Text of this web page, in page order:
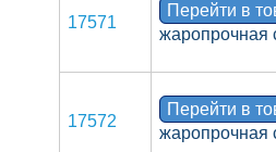
17571
Перейти в
жаропрочная
17572
Перейти в
жаропрочная